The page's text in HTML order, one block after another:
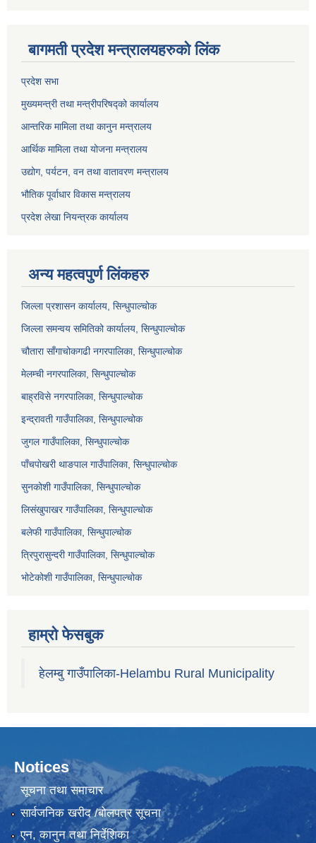
बागमती प्रदेश मन्त्रालयहरुको लिंक
प्रदेश सभा
मुख्यमन्त्री तथा मन्त्रीपरिषद्को कार्यालय
आन्तरिक मामिला तथा कानुन मन्त्रालय
आर्थिक मामिला तथा योजना मन्त्रालय
उद्योग, पर्यटन, वन तथा वातावरण मन्त्रालय
भौतिक पूर्वाधार विकास मन्त्रालय
प्रदेश लेखा नियन्त्रक कार्यालय
अन्य महत्वपुर्ण लिंकहरु
जिल्ला प्रशासन कार्यालय, सिन्धुपाल्चोक
जिल्ला समन्वय समितिको कार्यालय, सिन्धुपाल्चोक
चौतारा साँगाचोकगढी नगरपालिका, सिन्धुपाल्चोक
मेलम्ची नगरपालिका, सिन्धुपाल्चोक
बाह्रविसे नगरपालिका, सिन्धुपाल्चोक
इन्द्रावती गाउँपालिका, सिन्धुपाल्चोक
जुगल गाउँपालिका, सिन्धुपाल्चोक
पाँचपोखरी थाङपाल गाउँपालिका, सिन्धुपाल्चोक
सुनकोशी गाउँपालिका, सिन्धुपाल्चोक
लिसंखुपाखर गाउँपालिका, सिन्धुपाल्चोक
बलेफी गाउँपालिका, सिन्धुपाल्चोक
त्रिपुरासुन्दरी गाउँपालिका, सिन्धुपाल्चोक
भोटेकोशी गाउँपालिका, सिन्धुपाल्चोक
हाम्रो फेसबुक
हेलम्बु गाउँपालिका-Helambu Rural Municipality
Notices
सूचना तथा समाचार
सार्वजनिक खरीद /बोलपत्र सूचना
एन, कानुन तथा निर्देशिका